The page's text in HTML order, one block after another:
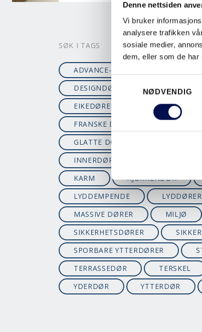
Denne nettsiden
Vi bruker
analysere trafikken
sosiale medier,
dem, eller som de har
Consent
Selection
NØDVENDIG
SØK I TAGS
ADVANCE-LINE
DESIGNDØRER
EIKEDØRER
ENERGIVENNLIG
FRANSKE DØRER
GLATTE DØRER
INNERDØRER
KARM
KJØKKENDØR
LYDDEMPENDE
LYDDØRER
MASSIVE DØRER
MILJØ
SIKKERHETSDØRER
SPORBARE YTTERDØRER
TERRASSEDØR
TERSKEL
YDERDØR
YTTERDØR